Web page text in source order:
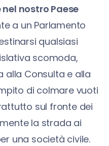
nostro Paese
a un Parlamento
qualsiasi
scomoda,
alla Consulta e alla
di colmare vuoti
sul fronte dei
la strada ai
una società civile.